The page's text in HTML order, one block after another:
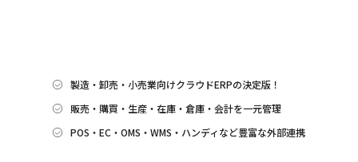
製造・卸売・小売業向けクラウドERPの決定版！
販売・購買・生産・在庫・倉庫・会計を一元管理
POS・EC・OMS・WMS・ハンディなど豊富な外部連携